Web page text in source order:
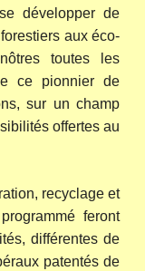
développer de
aux éco-
toutes les
ce pionnier de
sur un champ
offertes au
recyclage et
feront
différentes de
patentés de